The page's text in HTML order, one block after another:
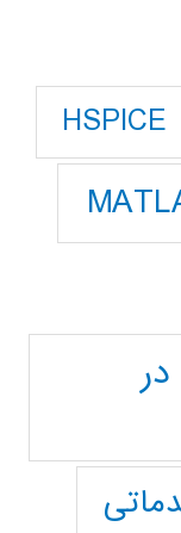
HSPICE